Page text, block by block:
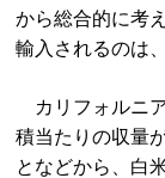
から総合的に考
輸入されるのは
カリフォルニ
積当たりの収量
となどから、白